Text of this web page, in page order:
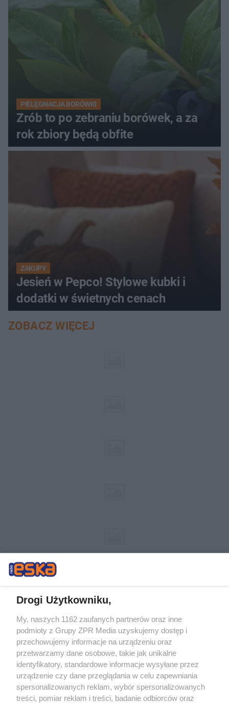
PIELĘGNACJA BORÓWKI
Zrób to po zebraniu borówek, a za
rok zbiory będą obfite
ZAKUPY
Jesień w Pepco! Stylowe kubki i
dodatki w świetnych cenach
ZOBACZ WIĘCEJ
Żaden utwór zamieszczony w serwisie nie może być powielany i
rozpowszechniany lub dalej rozpowszechniany w jakikolwiek sposób (w
tym także elektroniczny lub mechaniczny) na jakimkolwiek polu
eksploatacji w jakiejkolwiek formie, włącznie z umieszczaniem w
Internecie bez pisemnej zgody właściciela praw. Jakiekolwiek użycie lub
wykorzystanie utworów w całości lub w części z naruszeniem prawa,
tzn. bez właściwej zgody, jest zabronione pod groźbą kary i może być
ścigane prawnie.
Drogi Użytkowniku,
My, naszych 1162 zaufanych partnerów oraz inne
podmioty z Grupy ZPR Media uzyskujemy dostęp i
przechowujemy informacje na urządzeniu oraz
przetwarzamy dane osobowe, takie jak unikalne
identyfikatory, standardowe informacje wysyłane przez
urządzenie czy dane przeglądania w celu zapewniania
spersonalizowanych reklam, wybór spersonalizowanych
treści, pomiar reklam i treści, badanie odbiorców oraz